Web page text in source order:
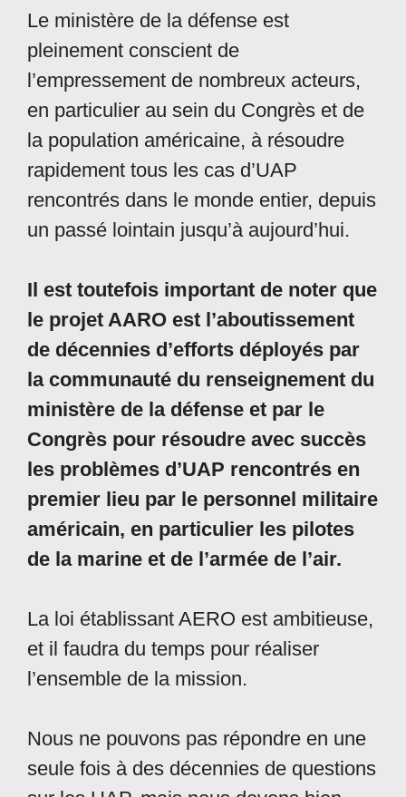
Le ministère de la défense est
pleinement conscient de
l’empressement de nombreux acteurs,
en particulier au sein du Congrès et de
la population américaine, à résoudre
rapidement tous les cas d’UAP
rencontrés dans le monde entier, depuis
un passé lointain jusqu’à aujourd’hui.
Il est toutefois important de noter que
le projet AARO est l’aboutissement
de décennies d’efforts déployés par
la communauté du renseignement du
ministère de la défense et par le
Congrès pour résoudre avec succès
les problèmes d’UAP rencontrés en
premier lieu par le personnel militaire
américain, en particulier les pilotes
de la marine et de l’armée de l’air.
La loi établissant AERO est ambitieuse,
et il faudra du temps pour réaliser
l’ensemble de la mission.
Nous ne pouvons pas répondre en une
seule fois à des décennies de questions